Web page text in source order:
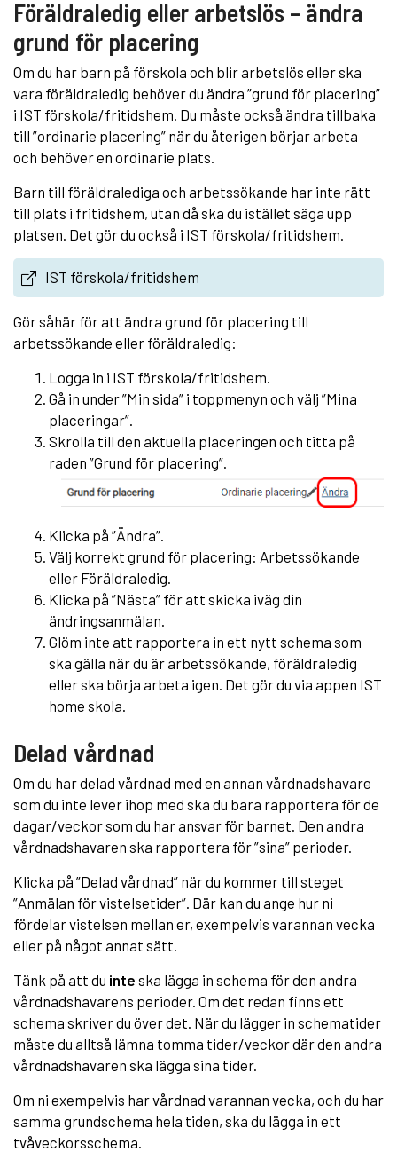
Föräldraledig eller arbetslös – ändra
grund för placering
Om du har barn på förskola och blir arbetslös eller ska
vara föräldraledig behöver du ändra ”grund för placering”
i IST förskola/fritidshem. Du måste också ändra tillbaka
till ”ordinarie placering” när du återigen börjar arbeta
och behöver en ordinarie plats.
Barn till föräldralediga och arbetssökande har inte rätt
till plats i fritidshem, utan då ska du istället säga upp
platsen. Det gör du också i IST förskola/fritidshem.
IST förskola/fritidshem
Gör såhär för att ändra grund för placering till
arbetssökande eller föräldraledig:
Logga in i IST förskola/fritidshem.
Gå in under ”Min sida” i toppmenyn och välj ”Mina
placeringar”.
Skrolla till den aktuella placeringen och titta på
raden ”Grund för placering”.
Klicka på ”Ändra”.
Välj korrekt grund för placering: Arbetssökande
eller Föräldraledig.
Klicka på ”Nästa” för att skicka iväg din
ändringsanmälan.
Glöm inte att rapportera in ett nytt schema som
ska gälla när du är arbetssökande, föräldraledig
eller ska börja arbeta igen. Det gör du via appen IST
home skola.
Delad vårdnad
Om du har delad vårdnad med en annan vårdnadshavare
som du inte lever ihop med ska du bara rapportera för de
dagar/veckor som du har ansvar för barnet. Den andra
vårdnadshavaren ska rapportera för ”sina” perioder.
Klicka på ”Delad vårdnad” när du kommer till steget
”Anmälan för vistelsetider”. Där kan du ange hur ni
fördelar vistelsen mellan er, exempelvis varannan vecka
eller på något annat sätt.
Tänk på att du inte ska lägga in schema för den andra
vårdnadshavarens perioder. Om det redan finns ett
schema skriver du över det. När du lägger in schematider
måste du alltså lämna tomma tider/veckor där den andra
vårdnadshavaren ska lägga sina tider.
Om ni exempelvis har vårdnad varannan vecka, och du har
samma grundschema hela tiden, ska du lägga in ett
tvåveckorsschema.